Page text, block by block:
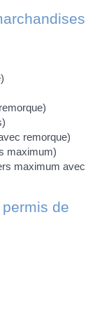
remorque)
maximum)
maximum avec
de